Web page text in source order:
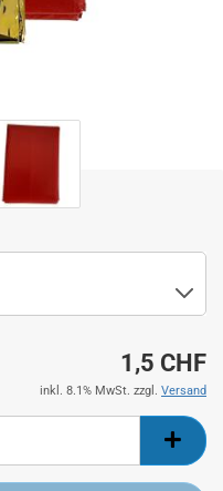
1,5 CHF
inkl. 8.1% MwSt. zzgl. Versand